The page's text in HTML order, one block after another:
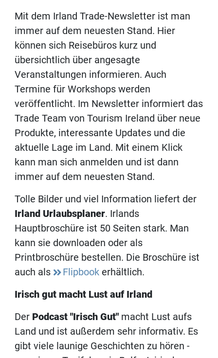
Mit dem Irland Trade-Newsletter ist man
immer auf dem neuesten Stand. Hier
können sich Reisebüros kurz und
übersichtlich über angesagte
Veranstaltungen informieren. Auch
Termine für Workshops werden
veröffentlicht. Im Newsletter informiert das
Trade Team von Tourism Ireland über neue
Produkte, interessante Updates und die
aktuelle Lage im Land. Mit einem Klick
kann man sich anmelden und ist dann
immer auf dem neuesten Stand.
Tolle Bilder und viel Information liefert der
Irland Urlaubsplaner. Irlands
Hauptbroschüre ist 50 Seiten stark. Man
kann sie downloaden oder als
Printbroschüre bestellen. Die Broschüre ist
auch als
Flipbook erhältlich.
Irisch gut macht Lust auf Irland
Der Podcast "Irisch Gut" macht Lust aufs
Land und ist außerdem sehr informativ. Es
gibt viele launige Geschichten zu hören -